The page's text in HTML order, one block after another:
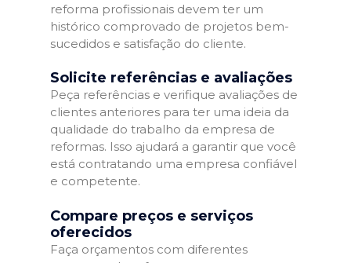
reforma profissionais devem ter um
histórico comprovado de projetos bem-
sucedidos e satisfação do cliente.
Solicite referências e avaliações
Peça referências e verifique avaliações de
clientes anteriores para ter uma ideia da
qualidade do trabalho da empresa de
reformas. Isso ajudará a garantir que você
está contratando uma empresa confiável
e competente.
Compare preços e serviços
oferecidos
Faça orçamentos com diferentes